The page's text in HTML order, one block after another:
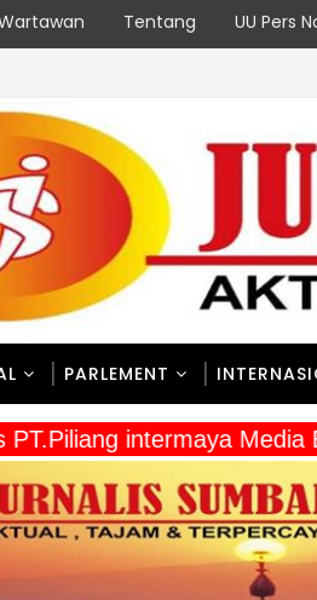
Tentang UU Pers
PARLEMENT
PT.Piliang intermaya